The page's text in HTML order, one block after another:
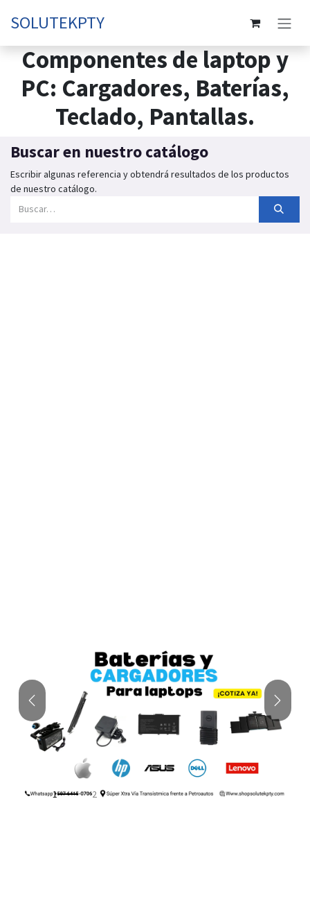
SOLUTEKPTY
Componentes de laptop y
PC: Cargadores, Baterías,
Teclado, Pantallas.
Buscar en nuestro catálogo
Escribir algunas referencia y obtendrá resultados de los productos
de nuestro catálogo.
Anterior